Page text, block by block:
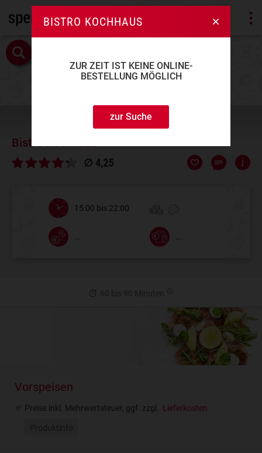
BISTRO KOCHHAUS
ZUR ZEIT IST KEINE ONLINE-
BESTELLUNG MÖGLICH
zur Suche
Bistro Kochhaus
∅ 4,25
15:00 bis 22:00
Vorspeisen
Preise inkl. Mehrwertsteuer, ggf. zzgl. Lieferkosten